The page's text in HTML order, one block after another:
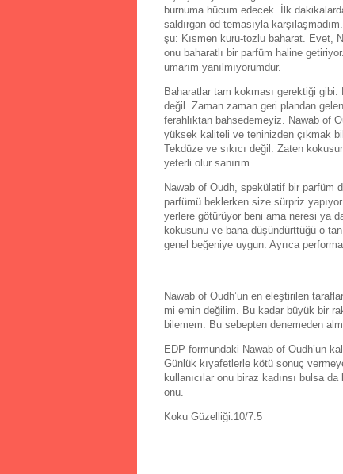
burnuma hücum edecek. İlk
saldırgan öd temasıyla
şu: Kısmen kuru-tozlu baharat. Evet,
onu baharatlı bir parfüm haline
umarım yanılmıyorumdur.
Baharatlar tam kokması gerektiği gibi.
değil. Zaman zaman geri plandan
ferahlıktan bahsedemeyiz. Nawab of
yüksek kaliteli ve teninizden çıkmak
Tekdüze ve sıkıcı değil. Zaten
yeterli olur sanırım.
Nawab of Oudh, spekülatif bir parfüm
parfümü beklerken size sürpriz
yerlere götürüyor beni ama neresi ya
kokusunu ve bana düşündürttüğü o
genel beğeniye uygun. Ayrıca
Nawab of Oudh’un en eleştirilen
mi emin değilim. Bu kadar büyük bir
bilemem. Bu sebepten denemeden
EDP formundaki Nawab of Oudh’un
Günlük kıyafetlerle kötü sonuç
kullanıcılar onu biraz kadınsı bulsa
onu.
Koku Güzelliği:10/7.5